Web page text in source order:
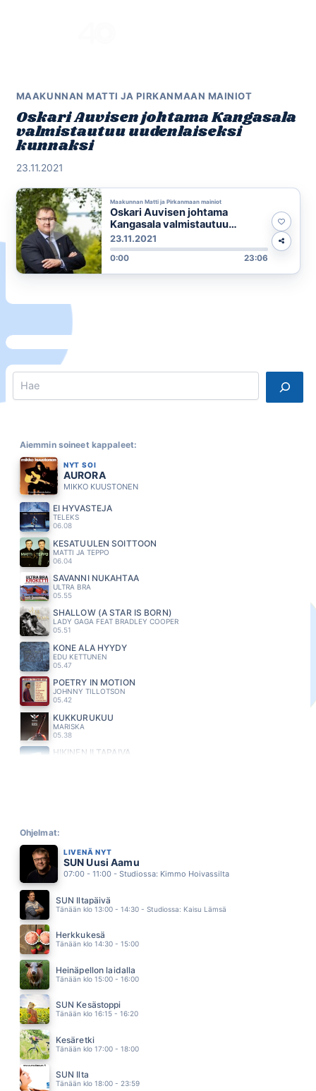
MAAKUNNAN MATTI JA PIRKANMAAN MAINIOT
Oskari Auvisen johtama Kangasala
valmistautuu uudenlaiseksi
kunnaksi
23.11.2021
Maakunnan Matti ja Pirkanmaan mainiot
Oskari Auvisen johtama
Kangasala valmistautuu
uudenlaiseksi kunnaksi
23.11.2021
0:00 23:06
Search
Aiemmin soineet kappaleet:
NYT SOI
AURORA
MIKKO KUUSTONEN
EI HYVÄSTEJÄ
TELEKS
06.08
KESATUULEN SOITTOON
MATTI JA TEPPO
06.04
SAVANNI NUKAHTAA
ULTRA BRA
05.55
SHALLOW (A STAR IS BORN)
LADY GAGA FEAT BRADLEY COOPER
05.51
KONE ÄLÄ HYYDY
EDU KETTUNEN
05.47
POETRY IN MOTION
JOHNNY TILLOTSON
05.42
KUKKURUKUU
MARISKA
05.38
HIKINEN ILTAPÄIVÄ
TUURE KILPELÄINEN
BARA BADA BASTU
KAJ
05.15
ABBA
05.11
ANNUKKA
05.03
ABREU
04.55
HEIKKI SILVENNOINEN
04.51
EINI
04.46
IKUINENKESÄ
04.43
Ohjelmat:
LIVENÄ NYT
SUN Uusi Aamu
07:00 - 11:00 - Studiossa: Kimmo Hoivassilta
SUN Iltapäivä
Tänään klo 13:00 - 14:30 - Studiossa: Kaisu Lämsä
Herkkukesä
Tänään klo 14:30 - 15:00
Heinäpellon laidalla
Tänään klo 15:00 - 16:00
SUN Kesästoppi
Tänään klo 16:15 - 16:20
Kesäretki
Tänään klo 17:00 - 18:00
SUN Ilta
Tänään klo 18:00 - 23:59